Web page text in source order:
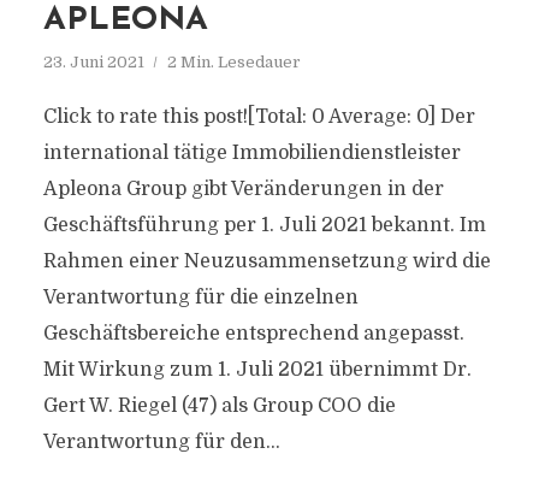
APLEONA
23. Juni 2021 2 Min. Lesedauer
Click to rate this post![Total: 0 Average: 0] Der
international tätige Immobiliendienstleister
Apleona Group gibt Veränderungen in der
Geschäftsführung per 1. Juli 2021 bekannt. Im
Rahmen einer Neuzusammensetzung wird die
Verantwortung für die einzelnen
Geschäftsbereiche entsprechend angepasst.
Mit Wirkung zum 1. Juli 2021 übernimmt Dr.
Gert W. Riegel (47) als Group COO die
Verantwortung für den...